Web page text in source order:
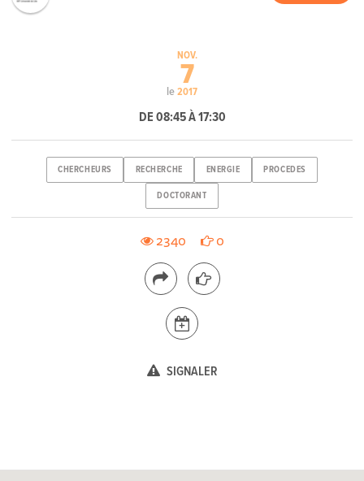
le
NOV.
7
2017
DE 08:45 À 17:30
CHERCHEURS RECHERCHE ENERGIE PROCEDES
DOCTORANT
2340 0
SIGNALER